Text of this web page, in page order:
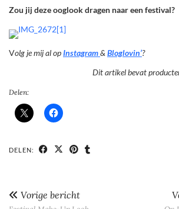
Zou jij deze ooglook dragen naar een festival?
Volg je mij al opInstagram& Bloglovin’?
Dit artikel bevat
Delen:
DELEN:
Vorige bericht